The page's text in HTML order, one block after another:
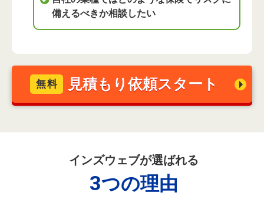
備えるべきか相談したい
無料 見積もり依頼スタート
インズウェブが選ばれる
3つの理由